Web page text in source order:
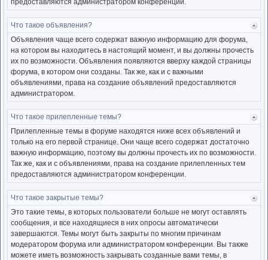
предоставляются администратором конференции.
Что такое объявления?
Объявления чаще всего содержат важную информацию для форума,
на котором вы находитесь в настоящий момент, и вы должны прочесть
их по возможности. Объявления появляются вверху каждой страницы
форума, в котором они созданы. Так же, как и с важными
объявлениями, права на создание объявлений предоставляются
администратором.
Что такое прилепленные темы?
Прилепленные темы в форуме находятся ниже всех объявлений и
только на его первой странице. Они чаще всего содержат достаточно
важную информацию, поэтому вы должны прочесть их по возможности.
Так же, как и с объявлениями, права на создание прилепленных тем
предоставляются администратором конференции.
Что такое закрытые темы?
Это такие темы, в которых пользователи больше не могут оставлять
сообщения, и все находящиеся в них опросы автоматически
завершаются. Темы могут быть закрыты по многим причинам
модератором форума или администратором конференции. Вы также
можете иметь возможность закрывать созданные вами темы, в